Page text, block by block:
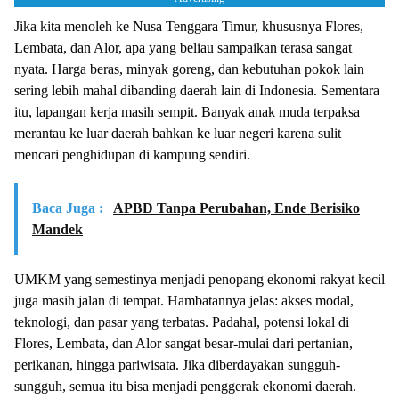
Jika kita menoleh ke Nusa Tenggara Timur, khususnya Flores,
Lembata, dan Alor, apa yang beliau sampaikan terasa sangat
nyata. Harga beras, minyak goreng, dan kebutuhan pokok lain
sering lebih mahal dibanding daerah lain di Indonesia. Sementara
itu, lapangan kerja masih sempit. Banyak anak muda terpaksa
merantau ke luar daerah bahkan ke luar negeri karena sulit
mencari penghidupan di kampung sendiri.
Baca Juga :
APBD Tanpa Perubahan, Ende Berisiko
Mandek
UMKM yang semestinya menjadi penopang ekonomi rakyat kecil
juga masih jalan di tempat. Hambatannya jelas: akses modal,
teknologi, dan pasar yang terbatas. Padahal, potensi lokal di
Flores, Lembata, dan Alor sangat besar-mulai dari pertanian,
perikanan, hingga pariwisata. Jika diberdayakan sungguh-
sungguh, semua itu bisa menjadi penggerak ekonomi daerah.